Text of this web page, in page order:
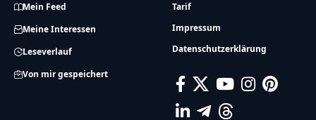
Mein Feed
Meine Interessen
Leseverlauf
Von mir gespeichert
Tarif
Impressum
Datenschutzerklärung